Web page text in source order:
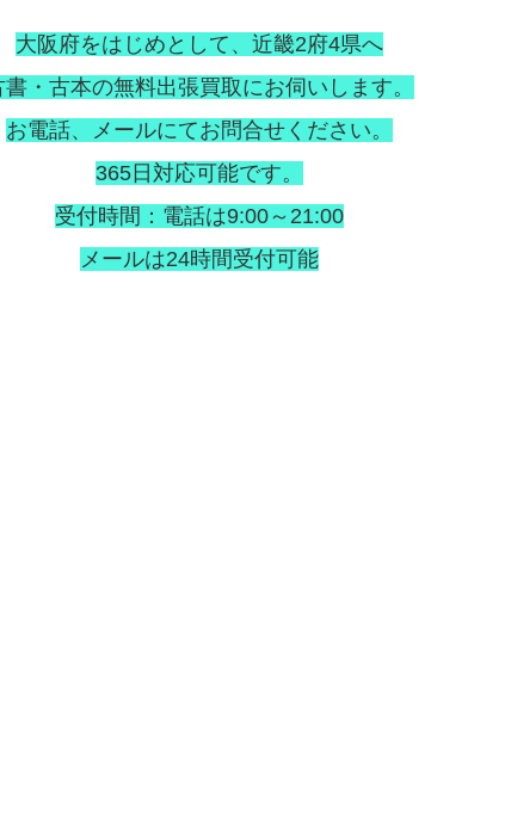
大阪府をはじめとして、近畿2府4県へ
書・古本の無料出張買取にお伺いします。
お電話、メールにてお問合せください。
365日対応可能です。
受付時間：電話は9:00～21:00
メールは24時間受付可能